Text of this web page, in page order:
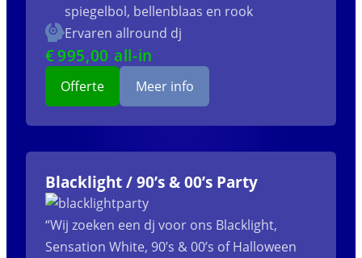
spiegelbol, bellenblaas en rook
Ervaren allround dj
€995,00 all-in
Offerte Meer info
Blacklight / 90’s & 00’s Party
“Wij zoeken een dj voor ons Blacklight,
Sensation White, 90’s & 00’s of Halloween